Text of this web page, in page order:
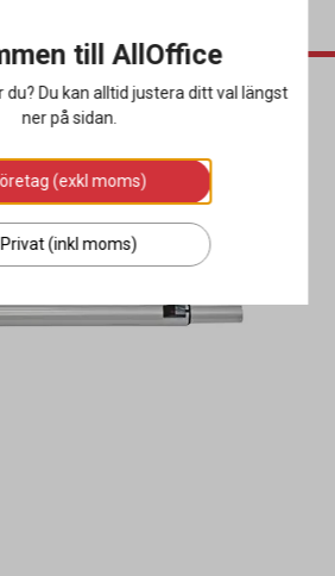
till AllOffice
du? Du kan alltid justera ditt val längst
ner på sidan.
(exkl moms)
Privat (inkl moms)